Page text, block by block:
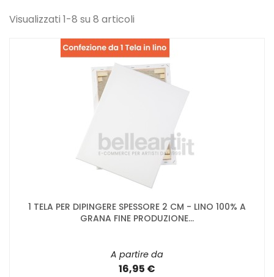
Visualizzati 1-8 su 8 articoli
1 TELA PER DIPINGERE SPESSORE 2 CM - LINO 100% A
GRANA FINE PRODUZIONE...
A partire da
16,95 €